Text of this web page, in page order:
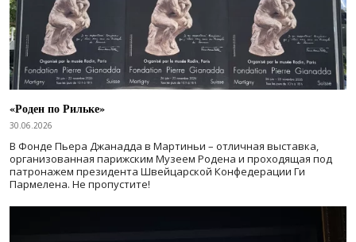
«Роден по Рильке»
30.06.2026
В Фонде Пьера Джанадда в Мартиньи – отличная выставка,
организованная парижским Музеем Родена и проходящая под
патронажем президента Швейцарской Конфедерации Ги
Пармелена. Не пропустите!